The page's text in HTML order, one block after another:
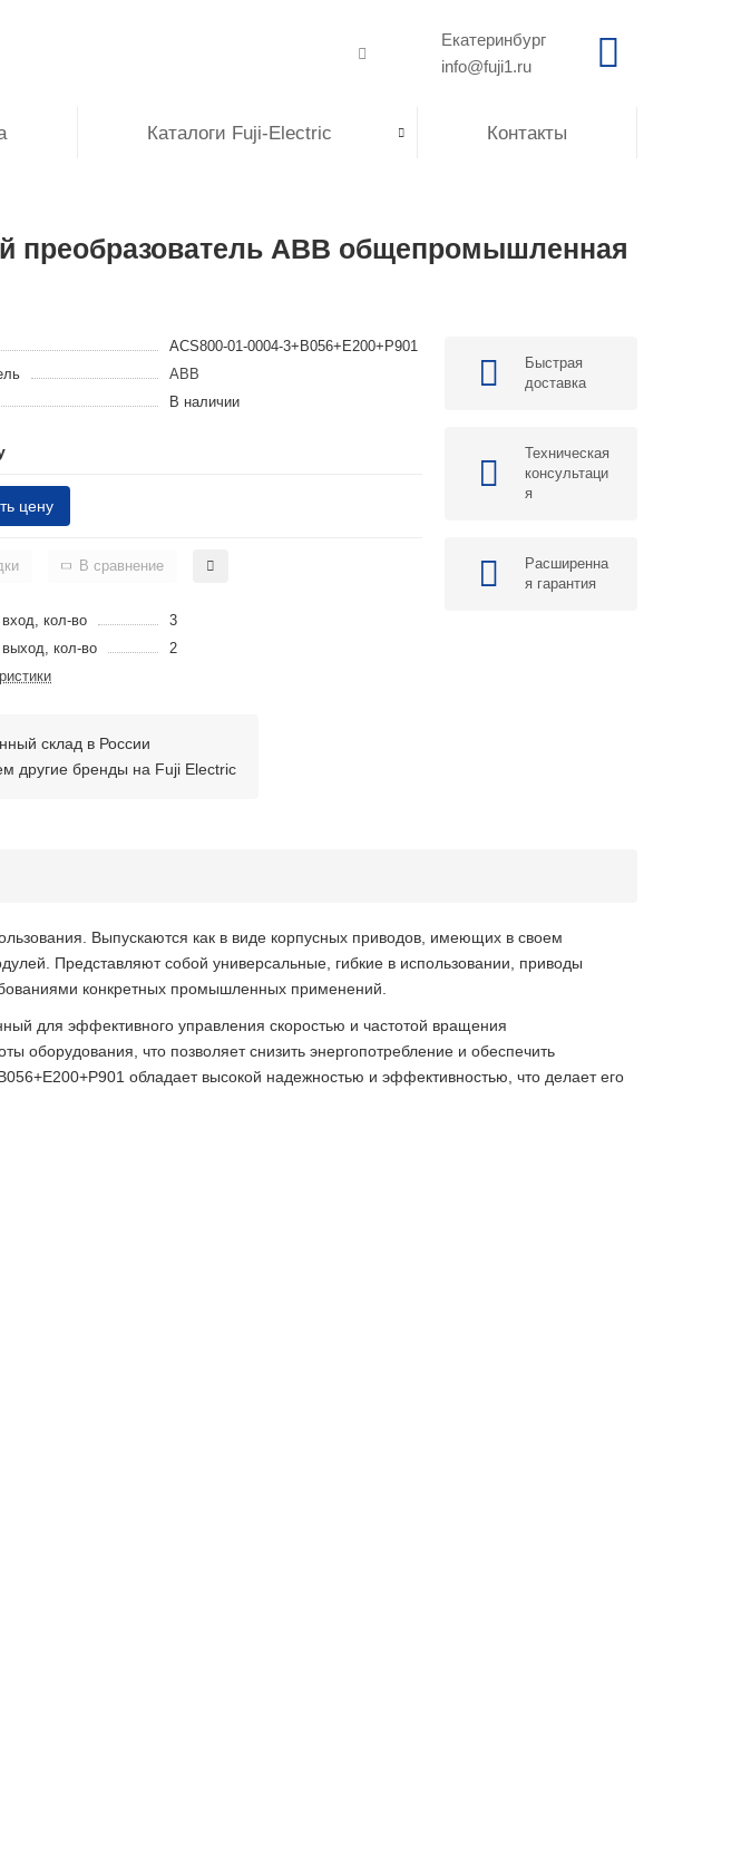
Екатеринбург
info@fuji1.ru
Каталоги Fuji-Electric Контакты
преобразователь ABB общепромышленная
ACS800-01-0004-3+B056+E200+P901
ABB
В наличии
цену
В сравнение
кол-во
3
кол-во
2
склад в России
другие бренды на Fuji Electric
Быстрая
доставка
Техническая
консультаци
я
Расширенна
я гарантия
Выпускаются как в виде корпусных приводов, имеющих в своем
Представляют собой универсальные, гибкие в использовании, приводы
конкретных промышленных применений.
для эффективного управления скоростью и частотой вращения
оборудования, что позволяет снизить энергопотребление и обеспечить
обладает высокой надежностью и эффективностью, что делает его